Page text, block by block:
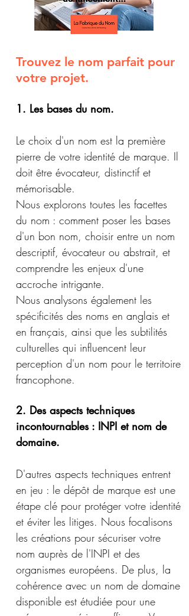
Trouvez le nom parfait pour
votre projet.
1. Les bases du nom.
​Le choix d'un nom est la première
pierre de votre identité de marque. Il
doit être évocateur, distinctif et
mémorisable.
Nous explorons toutes les facettes
du nom : comment poser les bases
d'un bon nom, choisir entre un nom
descriptif, évocateur ou abstrait, et
comprendre les enjeux d'une
accroche intrigante.
Nous analysons également les
spécificités des noms en anglais et
en français, ainsi que les subtilités
culturelles qui influencent leur
perception d'un nom pour le territoire
francophone.
2. Des aspects techniques
incontournables : INPI et nom de
domaine.
​D'autres aspects techniques entrent
en jeu : le dépôt de marque est une
étape clé pour protéger votre identité
et éviter les litiges. Nous focalisons
les créations pour sécuriser votre
nom auprès de l'INPI et des
organismes européens. De plus, la
cohérence avec un nom de domaine
disponible est étudiée pour une